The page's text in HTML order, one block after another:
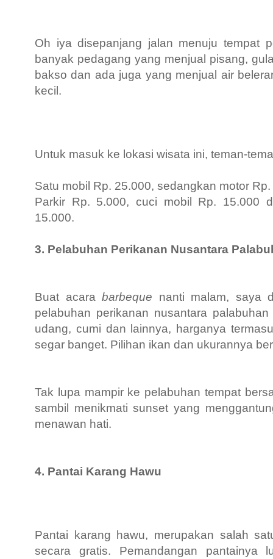
Oh iya disepanjang jalan menuju tempat
banyak pedagang yang menjual pisang,
bakso dan ada juga yang menjual air
kecil.
Untuk masuk ke lokasi wisata ini, teman-
Satu mobil Rp. 25.000, sedangkan motor
Parkir Rp. 5.000, cuci mobil Rp. 15.000
15.000.
3. Pelabuhan Perikanan Nusantara
Buat acarabarbeque nanti malam, saya
pelabuhan perikanan nusantara palabuhan
udang, cumi dan lainnya, harganya
segar banget. Pilihan ikan dan ukurannya
Tak lupa mampir ke pelabuhan tempat
sambil menikmati sunset yang
menawan hati.
4. Pantai Karang Hawu
Pantai karang hawu, merupakan salah
secara gratis. Pemandangan pantainya